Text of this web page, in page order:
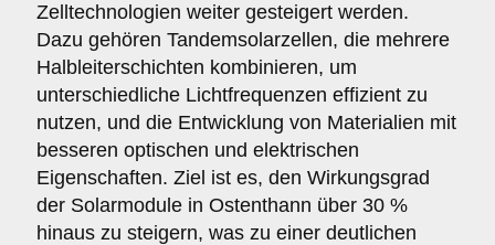
Zelltechnologien weiter gesteigert werden.
Dazu gehören Tandemsolarzellen, die mehrere
Halbleiterschichten kombinieren, um
unterschiedliche Lichtfrequenzen effizient zu
nutzen, und die Entwicklung von Materialien mit
besseren optischen und elektrischen
Eigenschaften. Ziel ist es, den Wirkungsgrad
der Solarmodule in Ostenthann über 30 %
hinaus zu steigern, was zu einer deutlichen